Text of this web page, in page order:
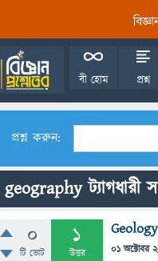
বী হোম প্রশ্ন
প্রশ্ন করুন:
geography ট্যাগধারী
0
টি ভোট
1
উত্তর 01 অক্টোবর